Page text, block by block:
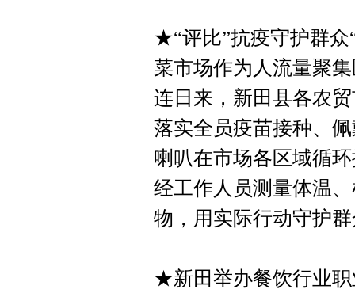
★“评比”抗疫守护群众
菜市场作为人流量聚
连日来，新田县各农
落实全员疫苗接种、
喇叭在市场各区域循
经工作人员测量体温
物，用实际行动守护
★新田举办餐饮行业